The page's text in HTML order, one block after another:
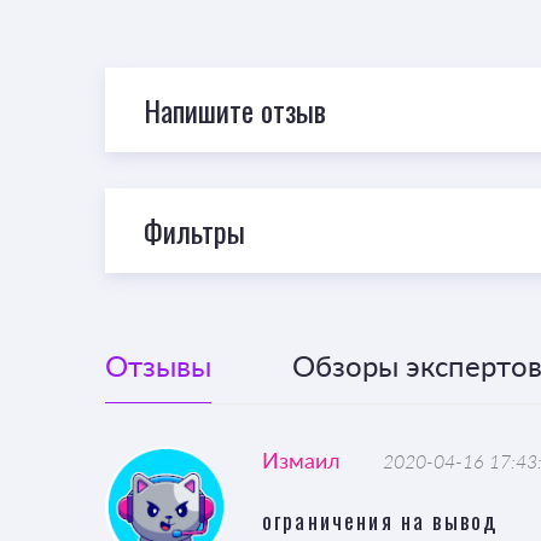
Напишите отзыв
Фильтры
Отзывы Обзоры
Измаил 2020-04-16
ограничения на вывод